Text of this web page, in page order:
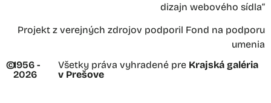
dizajn webového sídla“
Projekt z verejných zdrojov podporil Fond na podporu
umenia
©1956 -
2026
Všetky práva vyhradené pre Krajská galéria
v Prešove